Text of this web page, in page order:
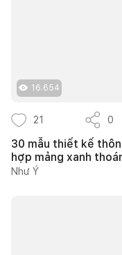
16.654
21 0
30 mẫu thiết kế
hợp mảng xanh
Như Ý